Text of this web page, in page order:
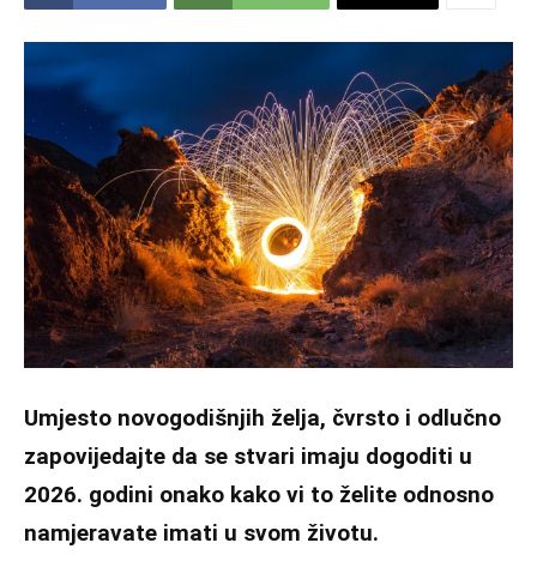
Umjesto novogodišnjih želja, čvrsto i odlučno
zapovijedajte da se stvari imaju dogoditi u
2026. godini onako kako vi to želite odnosno
namjeravate imati u svom životu.